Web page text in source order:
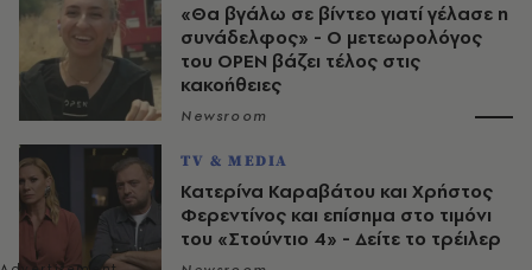
«Θα βγάλω σε βίντεο γιατί γέλασε η
συνάδελφος» - Ο μετεωρολόγος
του OPEN βάζει τέλος στις
κακοήθειες
Newsroom
TV & MEDIA
Κατερίνα Καραβάτου και Χρήστος
Φερεντίνος και επίσημα στο τιμόνι
του «Στούντιο 4» - Δείτε το τρέιλερ